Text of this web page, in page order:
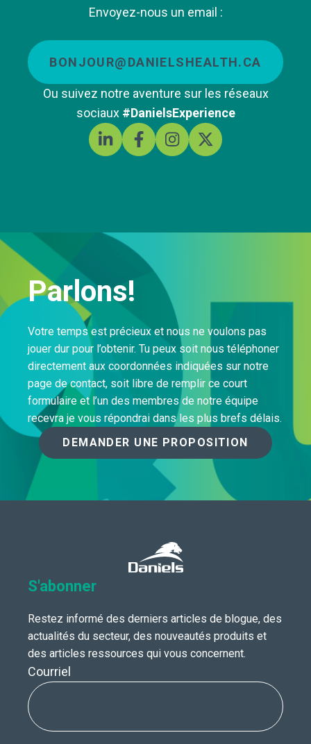
Envoyez-nous un email :
BONJOUR@DANIELSHEALTH.CA
Ou suivez notre aventure sur les réseaux
sociaux #DanielsExperience
Parlons!
Votre temps est précieux et nous ne voulons pas
jouer dur pour l’obtenir. Tu peux soit nous téléphoner
directement aux coordonnées indiquées sur notre
page de contact, soit libre de remplir ce court
formulaire et l’un des membres de notre équipe
recevra je vous répondrai dans les plus brefs délais.
DEMANDER UNE PROPOSITION
S'abonner
Restez informé des derniers articles de blogue, des
actualités du secteur, des nouveautés produits et
des articles ressources qui vous concernent.
Courriel